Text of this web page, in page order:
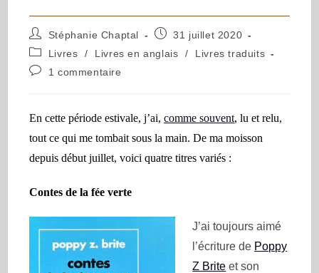
Stéphanie Chaptal
31 juillet 2020
Livres
/ Livres en anglais /
Livres traduits
1 commentaire
En cette période estivale, j’ai,comme souvent, lu et relu,
tout ce qui me tombait sous la main.De ma moisson
depuis début juillet, voici quatre titres variés :
Contes de la fée verte
J’ai toujours aimé
l’écriture de Poppy
Z Brite et son